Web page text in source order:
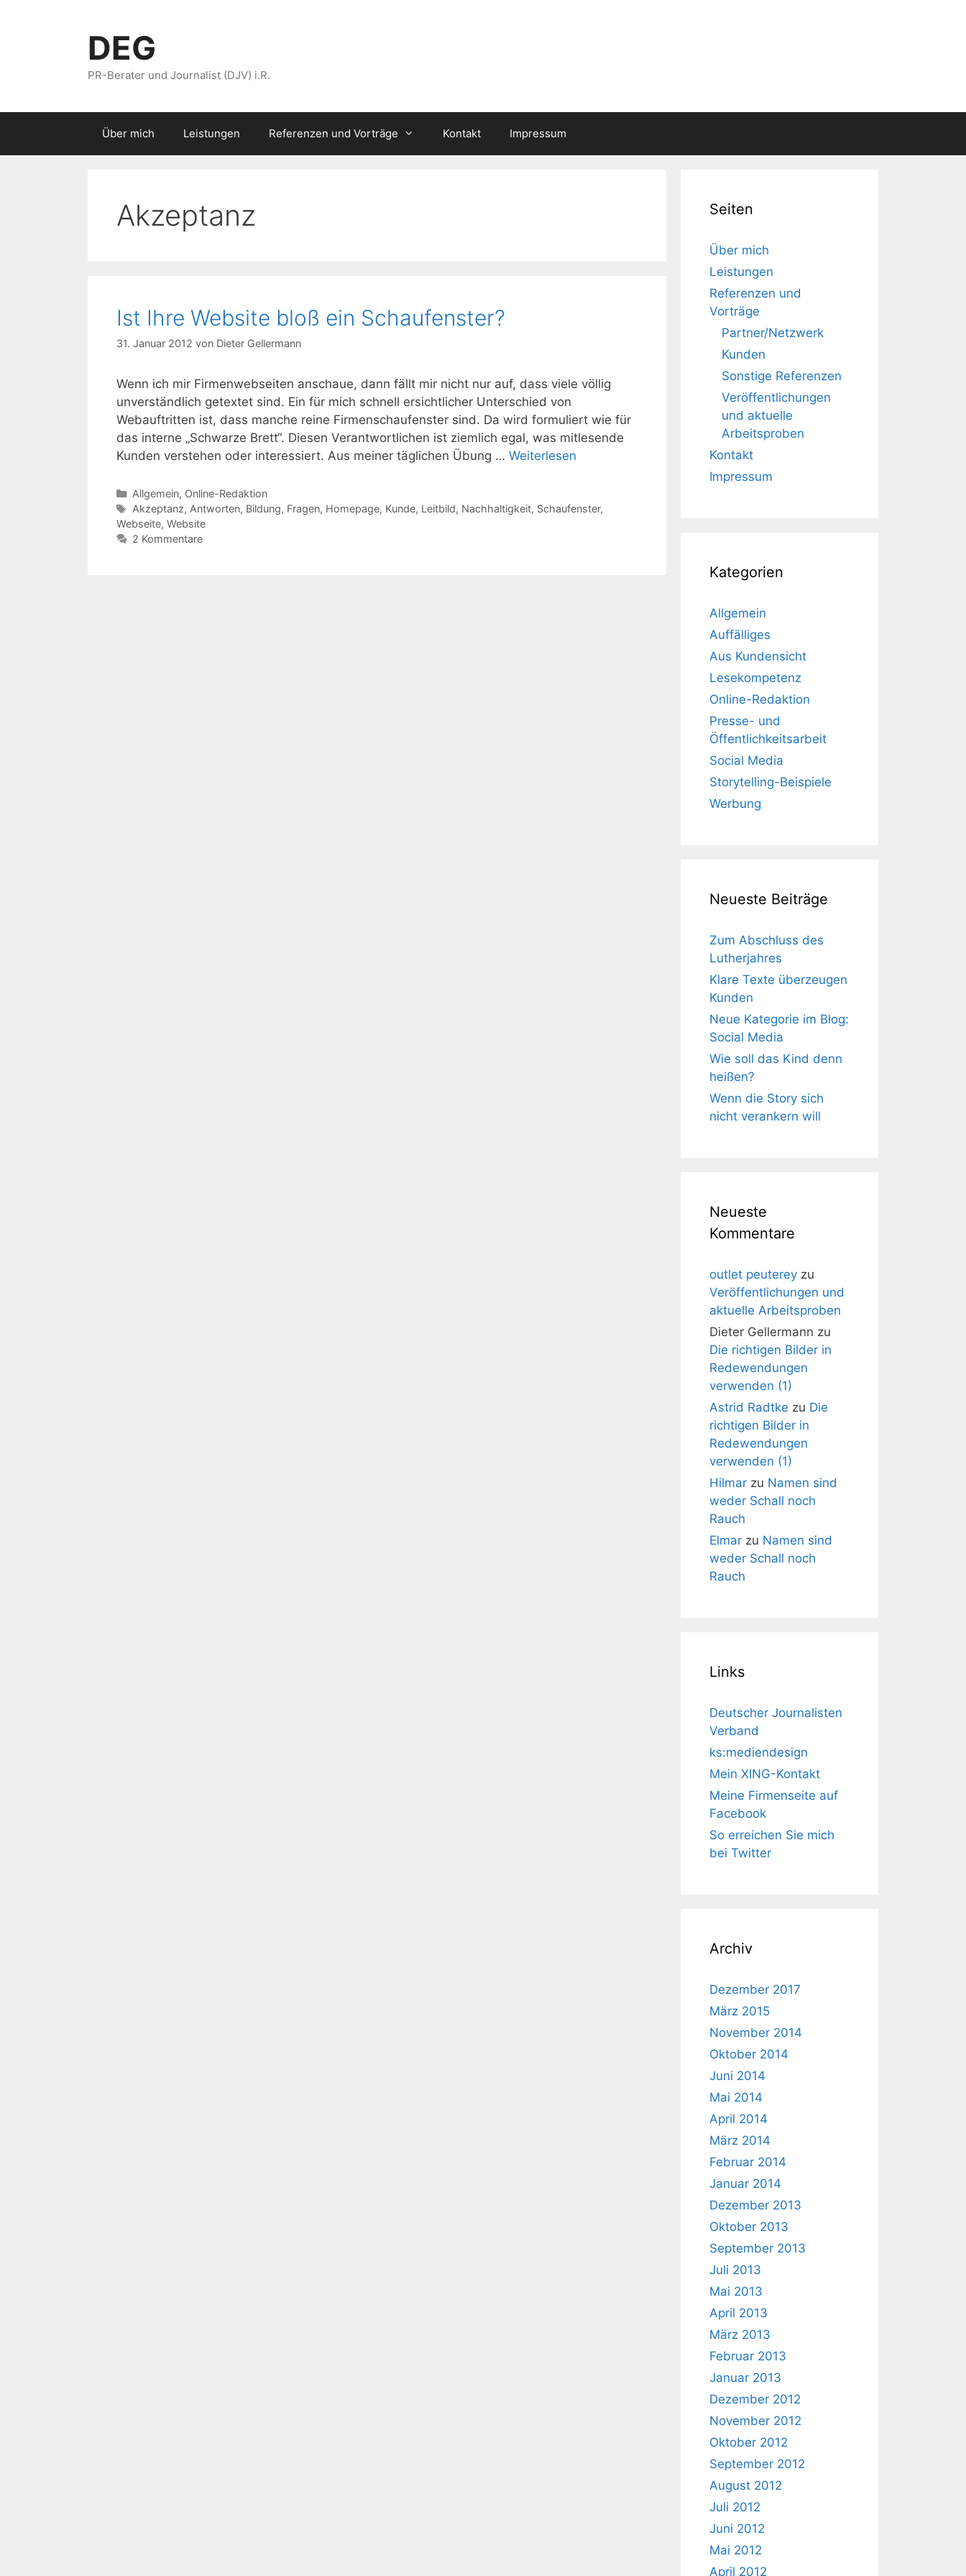
DEG
PR-Berater und Journalist (DJV) i.R.
Über mich Leistungen Referenzen und Vorträge Kontakt Impressum
Akzeptanz
Ist Ihre Website bloß ein Schaufenster?
31. Januar 2012 von Dieter Gellermann
Wenn ich mir Firmenwebseiten anschaue, dann fällt mir nicht nur auf, dass viele völlig
unverständlich getextet sind. Ein für mich schnell ersichtlicher Unterschied von
Webauftritten ist, dass manche reine Firmenschaufenster sind. Da wird formuliert wie für
das interne „Schwarze Brett“. Diesen Verantwortlichen ist ziemlich egal, was mitlesende
Kunden verstehen oder interessiert. Aus meiner täglichen Übung … Weiterlesen
Kategorien
Allgemein, Online-Redaktion
Schlagwörter
Akzeptanz, Antworten, Bildung, Fragen, Homepage, Kunde, Leitbild, Nachhaltigkeit, Schaufenster,
Webseite, Website
2 Kommentare
Seiten
Über mich
Leistungen
Referenzen und
Vorträge
Partner/Netzwerk
Kunden
Sonstige Referenzen
Veröffentlichungen
und aktuelle
Arbeitsproben
Kontakt
Impressum
Kategorien
Allgemein
Auffälliges
Aus Kundensicht
Lesekompetenz
Online-Redaktion
Presse- und
Öffentlichkeitsarbeit
Social Media
Storytelling-Beispiele
Werbung
Neueste Beiträge
Zum Abschluss des
Lutherjahres
Klare Texte überzeugen
Kunden
Neue Kategorie im Blog:
Social Media
Wie soll das Kind denn
heißen?
Wenn die Story sich
nicht verankern will
Neueste
Kommentare
outlet peuterey zu
Veröffentlichungen und
aktuelle Arbeitsproben
Dieter Gellermann zu
Die richtigen Bilder in
Redewendungen
verwenden (1)
Astrid Radtke zu Die
richtigen Bilder in
Redewendungen
verwenden (1)
Hilmar zu Namen sind
weder Schall noch
Rauch
Elmar zu Namen sind
weder Schall noch
Rauch
Links
Deutscher Journalisten
Verband
ks:mediendesign
Mein XING-Kontakt
Meine Firmenseite auf
Facebook
So erreichen Sie mich
bei Twitter
Archiv
Dezember 2017
März 2015
November 2014
Oktober 2014
Juni 2014
Mai 2014
April 2014
März 2014
Februar 2014
Januar 2014
Dezember 2013
Oktober 2013
September 2013
Juli 2013
Mai 2013
April 2013
März 2013
Februar 2013
Januar 2013
Dezember 2012
November 2012
Oktober 2012
September 2012
August 2012
Juli 2012
Juni 2012
Mai 2012
April 2012